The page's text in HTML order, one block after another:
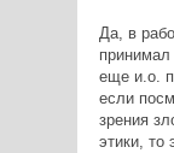
Да, в
еще и.о.
если
зрения
этики, то